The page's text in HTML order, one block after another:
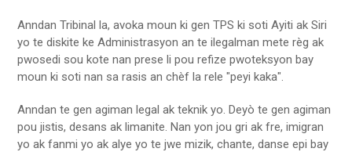
Anndan Tribinal la, avoka moun ki gen TPS ki soti Ayiti ak Siri
yo te diskite ke Administrasyon an te ilegalman mete règ ak
pwosedi sou kote nan prese li pou refize pwoteksyon bay
moun ki soti nan sa rasis an chèf la rele "peyi kaka".
Anndan te gen agiman legal ak teknik yo. Deyò te gen agiman
pou jistis, desans ak limanite. Nan yon jou gri ak fre, imigran
yo ak fanmi yo ak alye yo te jwe mizik, chante, danse epi bay